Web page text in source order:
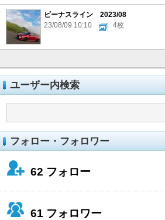
ビーナスライン 2023/08
23/08/09 10:10
4枚
ユーザー内検索
フォロー・フォロワー
62 フォロー
61 フォロワー